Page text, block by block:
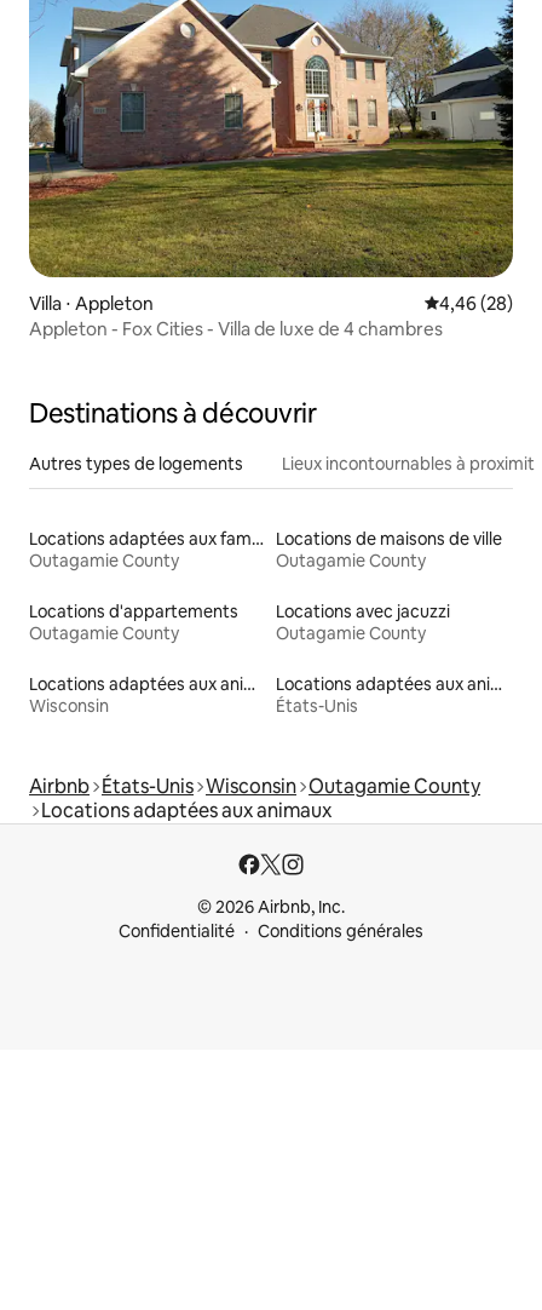
Villa ⋅ Appleton Évaluation
4,46 (28)
Appleton - Fox Cities - Villa de luxe de 4 chambres
Destinations à découvrir
Autres types de logements Lieux incontournables à
Locations adaptées aux familles
Outagamie County
Locations de maisons de ville
Outagamie County
Locations d'appartements
Outagamie County
Locations avec jacuzzi
Outagamie County
Locations adaptées aux animaux
Wisconsin
Locations adaptées aux animaux
États-Unis
Airbnb États-Unis Wisconsin Outagamie County
Locations adaptées aux animaux
© 2026 Airbnb, Inc.
Confidentialité
Conditions générales